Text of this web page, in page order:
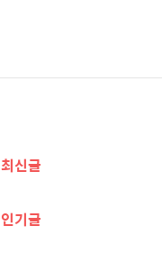
추
정
최신글
인기글